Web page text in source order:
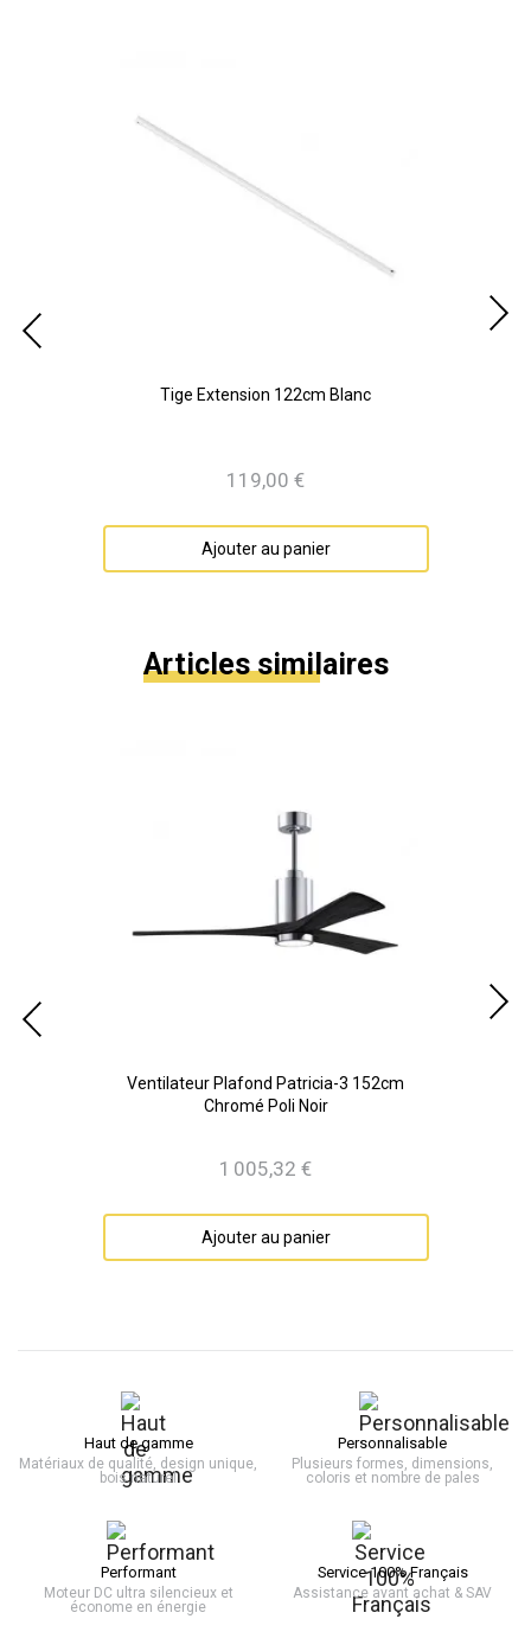
Tige Extension 122cm Blanc
Prix
119,00 €
Ajouter au panier
Articles similaires
Ventilateur Plafond Patricia-3 152cm
Chromé Poli Noir
Prix
1 005,32 €
Ajouter au panier
Haut de gamme
Matériaux de qualité, design unique,
bois naturel
Personnalisable
Plusieurs formes, dimensions,
coloris et nombre de pales
Performant
Moteur DC ultra silencieux et
économe en énergie
Service 100% Français
Assistance avant achat & SAV